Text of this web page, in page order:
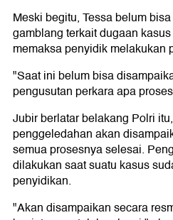
Meski begitu, Tessa belum
gamblang terkait dugaan
memaksa penyidik melakukan
"Saat ini belum bisa
pengusutan perkara apa
Jubir berlatar belakang Polri
penggeledahan akan
semua prosesnya selesai.
dilakukan saat suatu kasus
penyidikan.
"Akan disampaikan secara